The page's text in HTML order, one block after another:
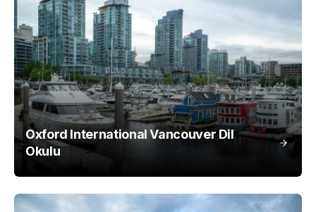
Oxford International Vancouver Dil
Okulu